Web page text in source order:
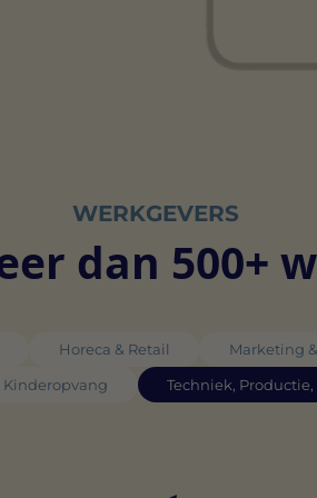
WERKGEVERS
dan 500+
Horeca & Retail Marketing
Kinderopvang Techniek,